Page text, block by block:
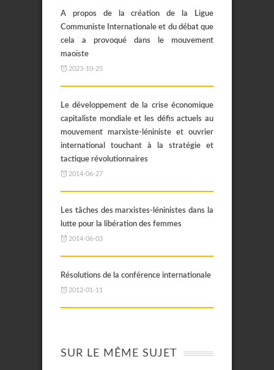
A propos de la création de la Ligue
Communiste Internationale et du débat que
cela a provoqué dans le mouvement
maoïste
2023-10-25
Le développement de la crise économique
capitaliste mondiale et les défis actuels au
mouvement marxiste-léniniste et ouvrier
international touchant à la stratégie et
tactique révolutionnaires
2014-06-27
Les tâches des marxistes-léninistes dans la
lutte pour la libération des femmes
2014-06-03
Résolutions de la conférence internationale
2012-01-11
SUR LE MÊME SUJET